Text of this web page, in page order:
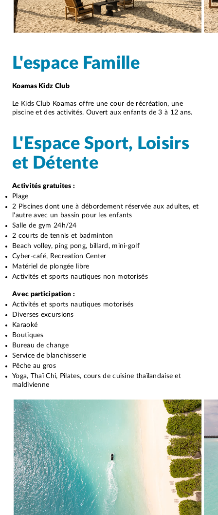
L'espace Famille
Koamas Kidz Club
Le Kids Club Koamas offre une cour de récréation, une
piscine et des activités. Ouvert aux enfants de 3 à 12 ans.
L'Espace Sport, Loisirs
et Détente
Activités gratuites :
Plage
2 Piscines dont une à débordement réservée aux adultes, et
l'autre avec un bassin pour les enfants
Salle de gym 24h/24
2 courts de tennis et badminton
Beach volley, ping pong, billard, mini-golf
Cyber-café, Recreation Center
Matériel de plongée libre
Activités et sports nautiques non motorisés
Avec participation :
Activités et sports nautiques motorisés
Diverses excursions
Karaoké
Boutiques
Bureau de change
Service de blanchisserie
Pêche au gros
Yoga, Thaï Chi, Pilates, cours de cuisine thaïlandaise et
maldivienne